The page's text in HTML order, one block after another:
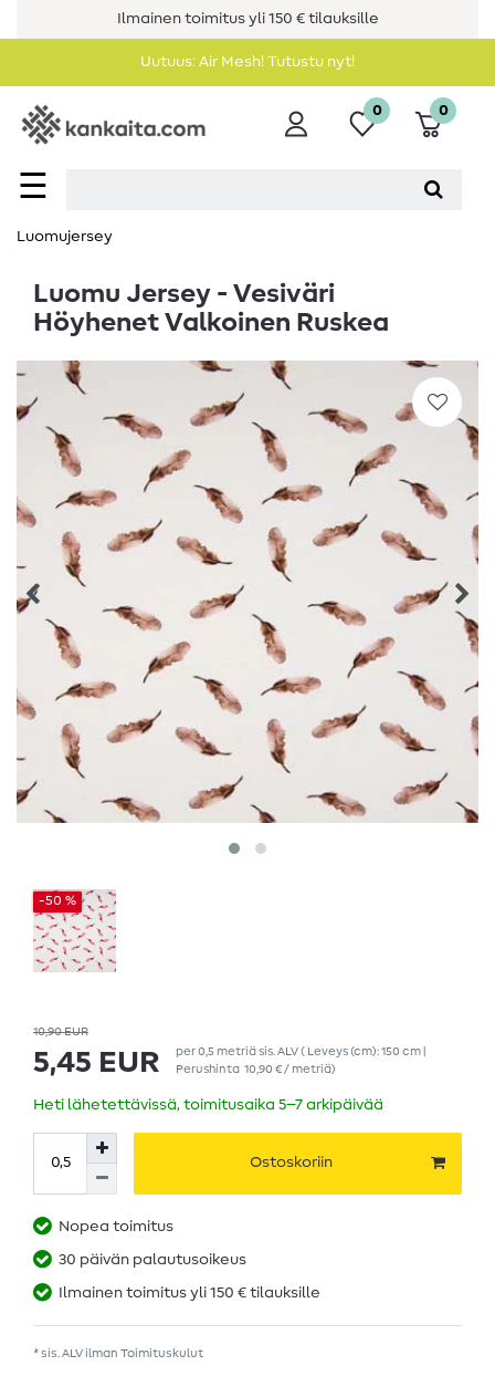
Ilmainen toimitus yli 150 € tilauksille
Uutuus: Air Mesh! Tutustu nyt!
☰
0 0
Luomujersey
Luomu Jersey - Vesiväri
Höyhenet Valkoinen Ruskea
-50 %
10,90 EUR
5,45 EUR per0,5 metriäsis. ALV( Leveys (cm): 150 cm |
Perushinta 10,90 € / metriä)
Heti lähetettävissä, toimitusaika 5–7 arkipäivää
Ostoskoriin
Nopea toimitus
30 päivän palautusoikeus
Ilmainen toimitus yli 150 € tilauksille
* sis. ALV ilman Toimituskulut